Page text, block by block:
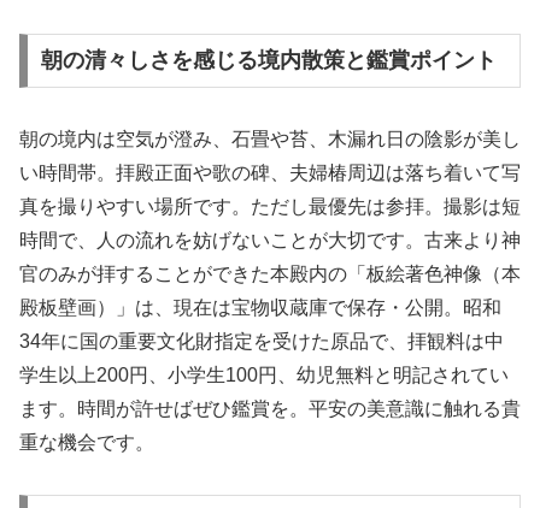
朝の清々しさを感じる境内散策と鑑賞ポイント
朝の境内は空気が澄み、石畳や苔、木漏れ日の陰影が美し
い時間帯。拝殿正面や歌の碑、夫婦椿周辺は落ち着いて写
真を撮りやすい場所です。ただし最優先は参拝。撮影は短
時間で、人の流れを妨げないことが大切です。古来より神
官のみが拝することができた本殿内の「板絵著色神像（本
殿板壁画）」は、現在は宝物収蔵庫で保存・公開。昭和
34年に国の重要文化財指定を受けた原品で、拝観料は中
学生以上200円、小学生100円、幼児無料と明記されてい
ます。時間が許せばぜひ鑑賞を。平安の美意識に触れる貴
重な機会です。